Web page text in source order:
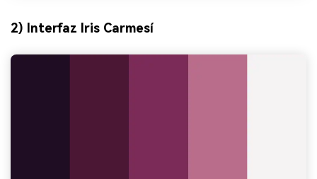
2) Interfaz Iris Carmesí